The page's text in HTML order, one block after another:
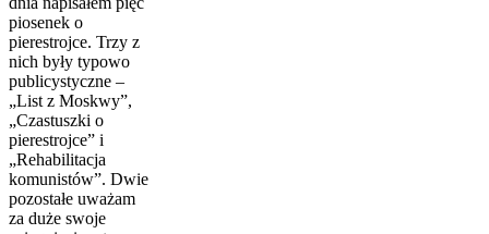
piosenek o
pierestrojce. Trzy z
nich były typowo
publicystyczne –
„List z Moskwy”,
„Czastuszki o
pierestrojce” i
„Rehabilitacja
komunistów”. Dwie
pozostałe uważam
za duże swoje